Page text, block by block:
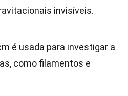
invisíveis.
é usada para investigar a
como filamentos e